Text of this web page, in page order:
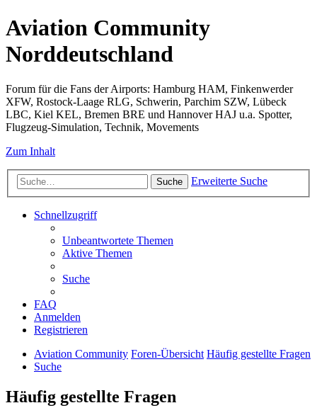
Aviation Community
Norddeutschland
Forum für die Fans der Airports: Hamburg HAM, Finkenwerder
XFW, Rostock-Laage RLG, Schwerin, Parchim SZW, Lübeck
LBC, Kiel KEL, Bremen BRE und Hannover HAJ u.a. Spotter,
Flugzeug-Simulation, Technik, Movements
Zum Inhalt
Suche Erweiterte Suche
Schnellzugriff
Unbeantwortete Themen
Aktive Themen
Suche
FAQ
Anmelden
Registrieren
Aviation Community Foren-Übersicht Häufig gestellte Fragen
Suche
Häufig gestellte Fragen